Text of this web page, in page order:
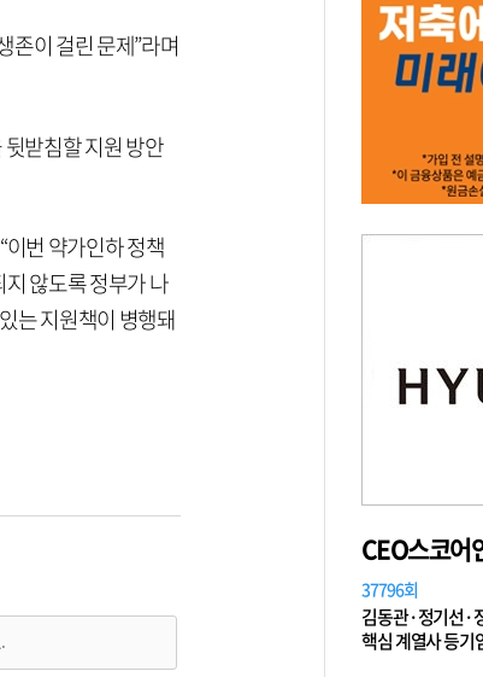
존이 걸린 문제”라며
받침할 지원 방안
번 약가인하 정책
않도록 정부가 나
는 지원책이 병행돼
CEO스코어
37796회
김동관·정기선·
핵심 계열사 등기